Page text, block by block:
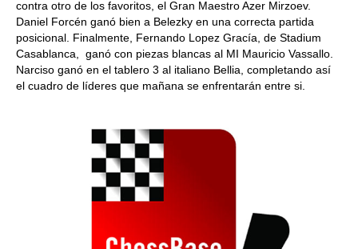
contra otro de los favoritos, el Gran Maestro Azer Mirzoev.
Daniel Forcén ganó bien a Belezky en una correcta partida
posicional. Finalmente, Fernando Lopez Gracía, de Stadium
Casablanca, ganó con piezas blancas al MI Mauricio Vassallo.
Narciso ganó en el tablero 3 al italiano Bellia, completando así
el cuadro de líderes que mañana se enfrentarán entre si.